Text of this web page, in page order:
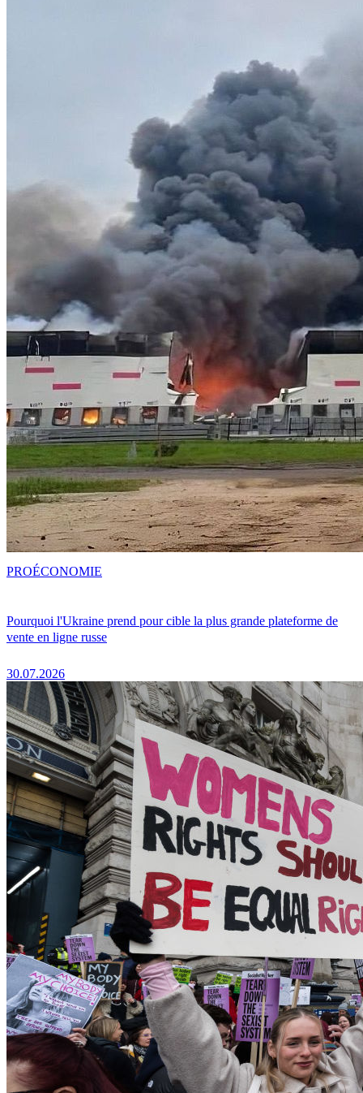
Pourquoi l'Ukraine prend pour cible la plus grande plateforme de
vente en ligne russe
30.07.2026
PROÉCONOMIE